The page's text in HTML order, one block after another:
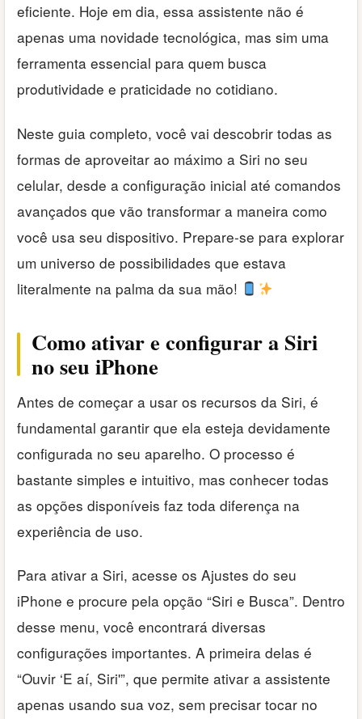
eficiente. Hoje em dia, essa assistente não é
apenas uma novidade tecnológica, mas sim uma
ferramenta essencial para quem busca
produtividade e praticidade no cotidiano.
Neste guia completo, você vai descobrir todas as
formas de aproveitar ao máximo a Siri no seu
celular, desde a configuração inicial até comandos
avançados que vão transformar a maneira como
você usa seu dispositivo. Prepare-se para explorar
um universo de possibilidades que estava
literalmente na palma da sua mão!
Como ativar e configurar a Siri
no seu iPhone
Antes de começar a usar os recursos da Siri, é
fundamental garantir que ela esteja devidamente
configurada no seu aparelho. O processo é
bastante simples e intuitivo, mas conhecer todas
as opções disponíveis faz toda diferença na
experiência de uso.
Para ativar a Siri, acesse os Ajustes do seu
iPhone e procure pela opção “Siri e Busca”. Dentro
desse menu, você encontrará diversas
configurações importantes. A primeira delas é
“Ouvir ‘E aí, Siri'”, que permite ativar a assistente
apenas usando sua voz, sem precisar tocar no